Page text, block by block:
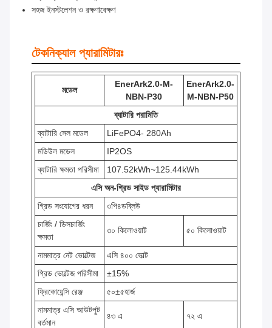
সহজ ইনস্টলেশন ও রক্ষণাবেক্ষণ
টেকনিক্যাল প্যারামিটারঃ
মডেল
EnerArk2.0-M-
NBN-P30
EnerArk2.0-
M-NBN-P50
ব্যাটারি পরামিতি
ব্যাটারি সেল মডেল
LiFePO4- 280Ah
মডিউল মডেল
IP2OS
ব্যাটারি ক্ষমতা পরিসীমা
107.52kWh~125.44kWh
এসি অন-গ্রিড সাইড প্যারামিটার
গ্রিড সংযোগের ধরন
৩পি৪ডব্লিউ
চার্জিং / ডিসচার্জিং
ক্ষমতা
৩০ কিলোওয়াট ৫০ কিলোওয়াট
নামমাত্র নেট ভোল্টেজ
এসি ৪০০ ভোল্ট
গ্রিড ভোল্টেজ পরিসীমা
±15%
ফ্রিকোয়েন্সি রেঞ্জ
৫০±৫হার্জ
নামমাত্র এসি আউটপুট
বর্তমান
৪৩ এ ৭২ এ